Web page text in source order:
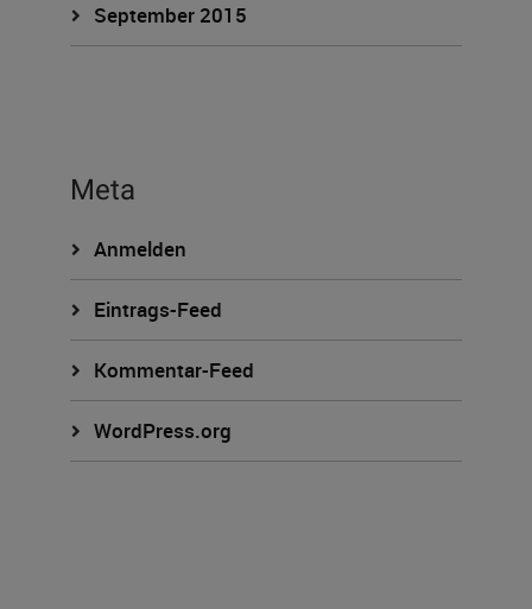
September 2015
Meta
Anmelden
Eintrags-Feed
Kommentar-Feed
WordPress.org